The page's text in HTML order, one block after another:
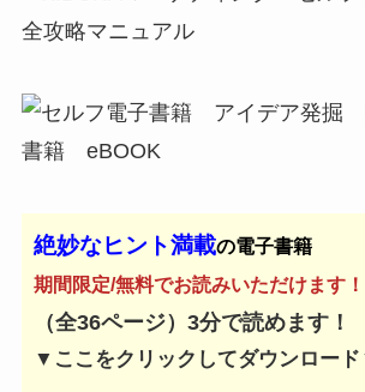
絶妙なヒント満載の電子書籍
期間限定/無料でお読みいただけます！
（全36ページ）3分で読めます！
▼ここをクリックしてダウンロー